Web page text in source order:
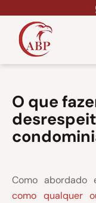
O que
Como abordado
como qualquer